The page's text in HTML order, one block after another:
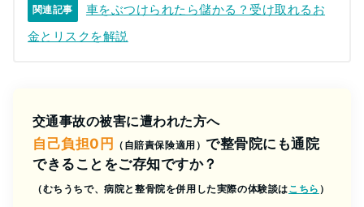
関連記事
車をぶつけられたら儲かる？受け取れるお
金とリスクを解説
交通事故の被害に遭われた方へ
自己負担0円
（自賠責保険適用） で整骨院にも通院
できることをご存知ですか？
（むちうちで、病院と整骨院を併用した実際の体験談はこちら ）